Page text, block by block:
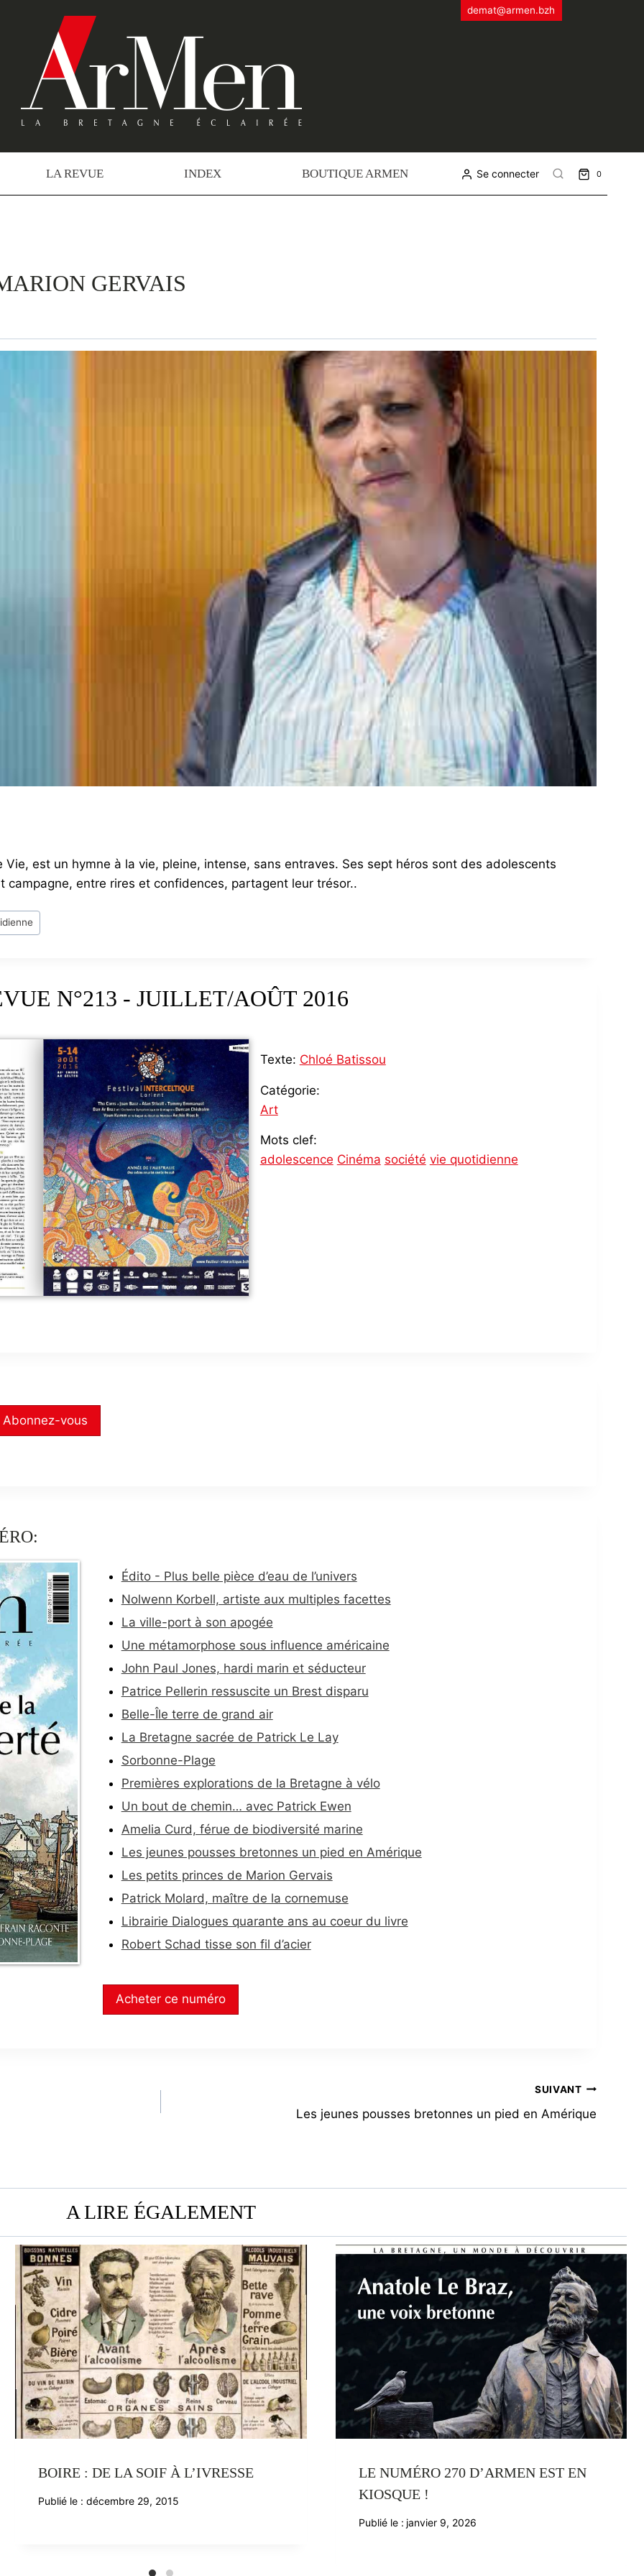
demat@armen.bzh
LA REVUE INDEX BOUTIQUE ARMEN Se connecter 0
GERVAIS
est un hymne à la vie, pleine, intense, sans entraves. Ses sept héros sont des adolescents
campagne, entre rires et confidences, partagent leur trésor..
N°213 - JUILLET/AOÛT 2016
Texte: Chloé Batissou
Catégorie:
Art
Mots clef:
adolescence Cinéma société vie quotidienne
Abonnez-vous
Édito - Plus belle pièce d’eau de l’univers
Nolwenn Korbell, artiste aux multiples facettes
La ville-port à son apogée
Une métamorphose sous influence américaine
John Paul Jones, hardi marin et séducteur
Patrice Pellerin ressuscite un Brest disparu
Belle-Île terre de grand air
La Bretagne sacrée de Patrick Le Lay
Sorbonne-Plage
Premières explorations de la Bretagne à vélo
Un bout de chemin… avec Patrick Ewen
Amelia Curd, férue de biodiversité marine
Les jeunes pousses bretonnes un pied en Amérique
Les petits princes de Marion Gervais
Patrick Molard, maître de la cornemuse
Librairie Dialogues quarante ans au coeur du livre
Robert Schad tisse son fil d’acier
Acheter ce numéro
SUIVANT
Les jeunes pousses bretonnes un pied en Amérique
A LIRE ÉGALEMENT
BOIRE : DE LA SOIF À L’IVRESSE
Publié le : décembre 29, 2015
LE NUMÉRO 270 D’ARMEN EST EN
KIOSQUE !
Publié le : janvier 9, 2026